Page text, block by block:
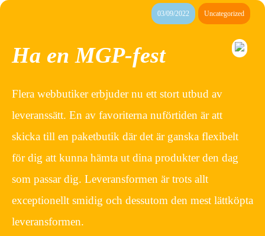
03/09/2022 Uncategorized
Ha en MGP-fest
Flera webbutiker erbjuder nu ett stort utbud av
leveranssätt. En av favoriterna nuförtiden är att
skicka till en paketbutik där det är ganska flexibelt
för dig att kunna hämta ut dina produkter den dag
som passar dig. Leveransformen är trots allt
exceptionellt smidig och dessutom den mest lättköpta
leveransformen.